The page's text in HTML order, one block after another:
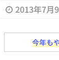
2013年7月
今年も